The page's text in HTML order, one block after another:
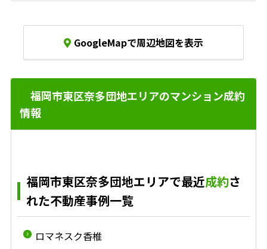
GoogleMapで周辺地図を表示
福岡市東区奈多団地エリアのマンション成約
情報
福岡市東区奈多団地エリアで最近成約さ
れた不動産事例一覧
ロマネスク香椎